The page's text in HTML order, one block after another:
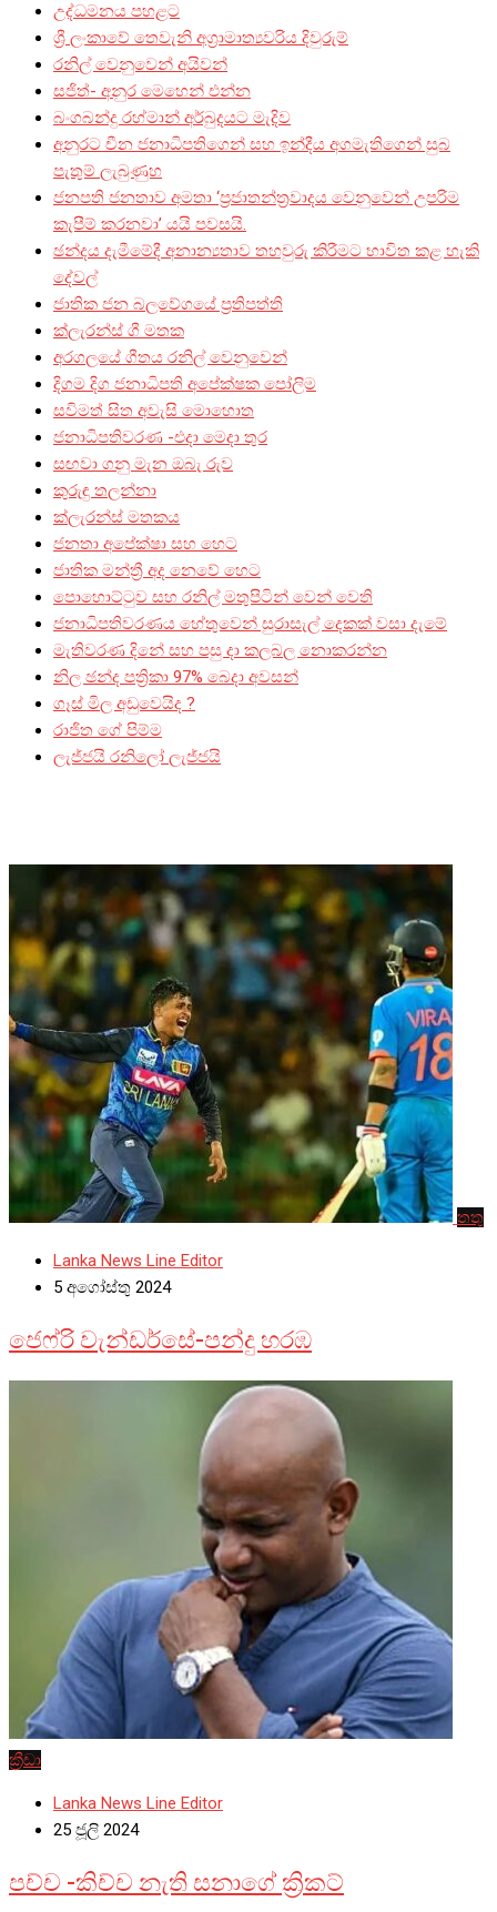
උද්ධමනය පහළට
ශ්‍රී ලංකාවේ තෙවැනි අග්‍රාමාත්‍යවරිය දිවුරුම්
රනිල් වෙනුවෙන් අයිවන්
සජිත්- අනුර මෙහෙන් එන්න
බංගබන්දු රහ්මාන් අර්බුදයට මැදිව
අනුරට චීන ජනාධිපතිගෙන් සහ ඉන්දීය අගමැතිගෙන් සුබ
පැතුම් ලැබුණුහ
ජනපති ජනතාව අමතා ‘ප්‍රජාතන්ත්‍රවාදය වෙනුවෙන් උපරිම
කැපීම් කරනවා’ යයි පවසයි.
ඡන්දය දැමීමේදී අනාන්‍යතාව තහවුරු කිරීමට භාවිත කළ හැකි
දේවල්
ජාතික ජන බලවේගයේ ප්‍රතිපත්ති
ක්ලැරන්ස් ගී මතක
අරගලයේ ගීතය රනිල් වෙනුවෙන්
දිගම දිග ජනාධිපති අපේක්ෂක පෝලිම
සවිමත් සිත අවැසි මොහොත
ජනාධිපතිවරණ -එදා මෙදා තුර
සඟවා ගනු මැන ඔබැ රුව
කුරුඳු තලන්නා
ක්ලැරන්ස් මතකය
ජනතා අපේක්ෂා සහ හෙට
ජාතික මන්ත්‍රී අද නෙවේ හෙට
පොහොට්ටුව සහ රනිල් මතුපිටින් වෙන් වෙති
ජනාධිපතිවරණය හේතුවෙන් සුරාසැල් දෙකක් වසා දැමේ
මැතිවරණ දිනේ සහ පසු දා කලබල නොකරන්න
නිල ඡන්ද පත්‍රිකා 97% බෙදා අවසන්
ගෑස් මිල අඩුවෙයිද ?
රාජිත ගේ පිම්ම
ලැජ්ජයි රනිලෝ ලැජ්ජයි
තතු
Lanka News Line Editor
5 අගෝස්තු 2024
ජෙෆ්රි වැන්ඩර්සේ-පන්දු හරඹ
ක්‍රීඩා
Lanka News Line Editor
25 ජූලි 2024
පච්ච -කිච්ච නැති සනාගේ ක්‍රිකට්